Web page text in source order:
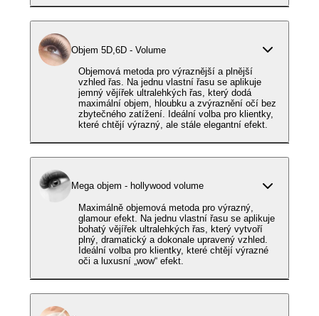
Objem 5D,6D - Volume
Objemová metoda pro výraznější a plnější
vzhled řas. Na jednu vlastní řasu se aplikuje
jemný vějířek ultralehkých řas, který dodá
maximální objem, hloubku a zvýraznění očí bez
zbytečného zatížení. Ideální volba pro klientky,
které chtějí výrazný, ale stále elegantní efekt.
Mega objem - hollywood volume
Maximálně objemová metoda pro výrazný,
glamour efekt. Na jednu vlastní řasu se aplikuje
bohatý vějířek ultralehkých řas, který vytvoří
plný, dramatický a dokonale upravený vzhled.
Ideální volba pro klientky, které chtějí výrazné
oči a luxusní „wow“ efekt.